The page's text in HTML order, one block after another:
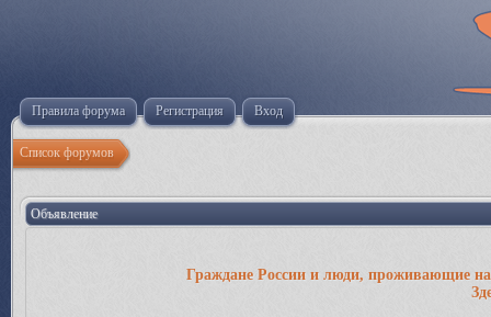
Правила форума Регистрация Вход
Список форумов
Объявление
Граждане России и люди, проживающие на